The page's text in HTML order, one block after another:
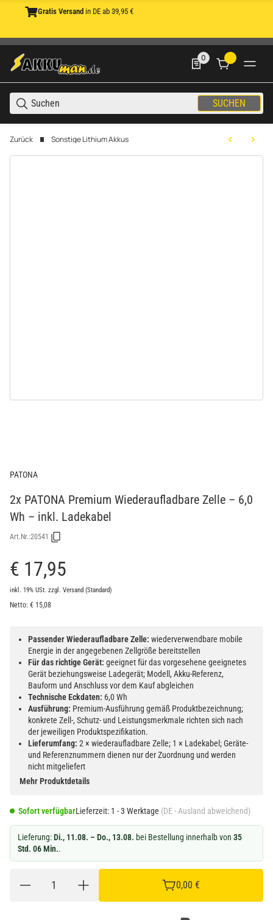
Gratis Versand in DE ab 39,95 €
SUCHEN
0
0 Produkte in der
Zurück Sonstige Lithium Akkus
PATONA
2x PATONA Premium Wiederaufladbare Zelle – 6,0
Wh – inkl. Ladekabel
Art.Nr.:20541
€ 17,95
inkl. 19% USt. zzgl. Versand (Standard)
Netto: € 15,08
Passender Wiederaufladbare Zelle: wiederverwendbare mobile
Energie in der angegebenen Zellgröße bereitstellen
Für das richtige Gerät: geeignet für das vorgesehene geeignetes
Gerät beziehungsweise Ladegerät; Modell, Akku-Referenz,
Bauform und Anschluss vor dem Kauf abgleichen
Technische Eckdaten: 6,0 Wh
Ausführung: Premium-Ausführung gemäß Produktbezeichnung;
konkrete Zell-, Schutz- und Leistungsmerkmale richten sich nach
der jeweiligen Produktspezifikation.
Lieferumfang: 2 × wiederaufladbare Zelle; 1 × Ladekabel; Geräte-
und Referenznummern dienen nur der Zuordnung und werden
nicht mitgeliefert
Mehr Produktdetails
Sofort verfügbarLieferzeit: 1 - 3 Werktage (DE - Ausland abweichend)
Lieferung:Di., 11.08. – Do., 13.08. bei Bestellung innerhalb von 35
Std. 06 Min..
0,00 €